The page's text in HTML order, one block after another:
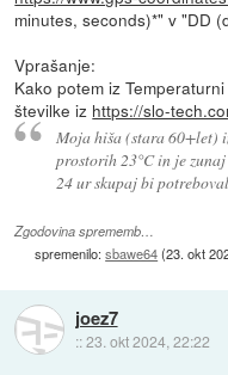
minutes, seconds)*" v "DD
Vprašanje:
Kako potem iz
številke iz https://slo-
Moja hiša (stara 60+let)
prostorih 23°C in je
24 ur skupaj bi
Zgodovina sprememb…
spremenilo:sbawe64(23. okt
joez7
::23. okt 2024, 22:22